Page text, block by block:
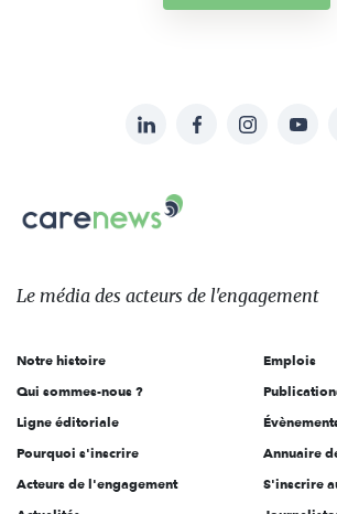
sur:
LinkedInFacebookInstagram
Le
des
l'engagement
Le média des acteurs de l'engagement
Notre histoire
Qui sommes-nous ?
Ligne éditoriale
Pourquoi s'inscrire
Acteurs de l'engagement
Emplois
Annuaire
S'inscrire